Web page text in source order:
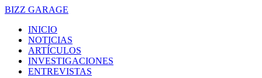
BIZZ GARAGE
INICIO
NOTICIAS
ARTÍCULOS
INVESTIGACIONES
ENTREVISTAS